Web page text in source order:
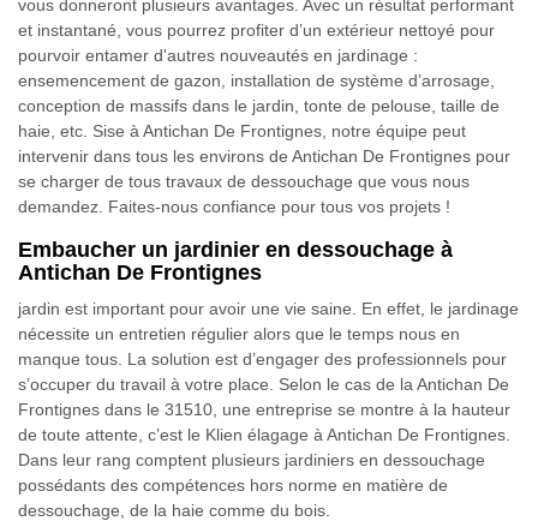
vous donneront plusieurs avantages. Avec un résultat performant
et instantané, vous pourrez profiter d’un extérieur nettoyé pour
pourvoir entamer d'autres nouveautés en jardinage :
ensemencement de gazon, installation de système d’arrosage,
conception de massifs dans le jardin, tonte de pelouse, taille de
haie, etc. Sise à Antichan De Frontignes, notre équipe peut
intervenir dans tous les environs de Antichan De Frontignes pour
se charger de tous travaux de dessouchage que vous nous
demandez. Faites-nous confiance pour tous vos projets !
Embaucher un jardinier en dessouchage à
Antichan De Frontignes
jardin est important pour avoir une vie saine. En effet, le jardinage
nécessite un entretien régulier alors que le temps nous en
manque tous. La solution est d’engager des professionnels pour
s’occuper du travail à votre place. Selon le cas de la Antichan De
Frontignes dans le 31510, une entreprise se montre à la hauteur
de toute attente, c’est le Klien élagage à Antichan De Frontignes.
Dans leur rang comptent plusieurs jardiniers en dessouchage
possédants des compétences hors norme en matière de
dessouchage, de la haie comme du bois.